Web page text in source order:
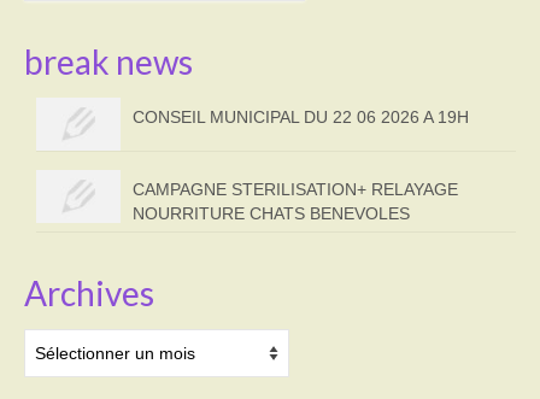
break news
CONSEIL MUNICIPAL DU 22 06 2026 A 19H
CAMPAGNE STERILISATION+ RELAYAGE
NOURRITURE CHATS BENEVOLES
Archives